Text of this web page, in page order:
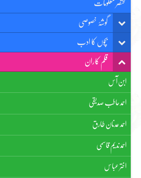
مختصر معلومات
گوشۂ خصوصی
بچوں کا ادب
قلم کاران
ابن آس
احمد حاطب صدیقی
احمد عدنان طارق
احمد ندیم قاسمی
اختر عباس